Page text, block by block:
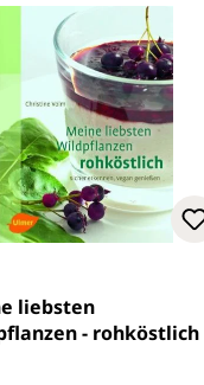
liebsten
- rohköstlich